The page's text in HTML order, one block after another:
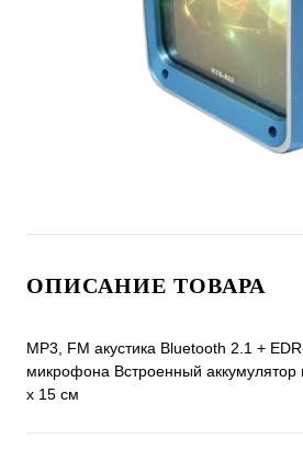
ОПИСАНИЕ ТОВАРА
MP3, FM акустика Bluetooth 2.1 +
микрофона Встроенный аккумулятор
х 15 см